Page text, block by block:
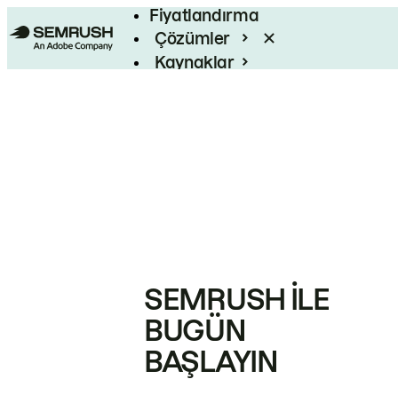
Fiyatlandırma
Çözümler
Kaynaklar
SEMRUSH ILE
BUGÜN
BAŞLAYIN